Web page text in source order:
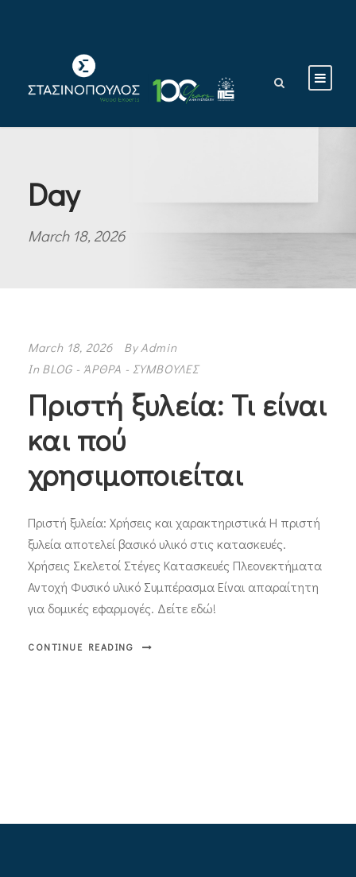
Day
March 18, 2026
March 18, 2026 By Admin
In BLOG - ΆΡΘΡΑ - ΣΥΜΒΟΥΛΕΣ
Πριστή ξυλεία: Τι είναι
και πού
χρησιμοποιείται
Πριστή ξυλεία: Χρήσεις και χαρακτηριστικά Η πριστή
ξυλεία αποτελεί βασικό υλικό στις κατασκευές.
Χρήσεις Σκελετοί Στέγες Κατασκευές Πλεονεκτήματα
Αντοχή Φυσικό υλικό Συμπέρασμα Είναι απαραίτητη
για δομικές εφαρμογές. Δείτε εδώ!
CONTINUE READING